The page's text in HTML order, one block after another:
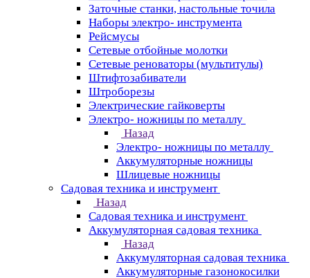
Заточные станки, настольные точила
Наборы электро- инструмента
Рейсмусы
Сетевые отбойные молотки
Сетевые реноваторы (мультитулы)
Штифтозабиватели
Штроборезы
Электрические гайковерты
Электро- ножницы по металлу
Назад
Электро- ножницы по металлу
Аккумуляторные ножницы
Шлицевые ножницы
Cадовая техника и инструмент
Назад
Cадовая техника и инструмент
Аккумуляторная садовая техника
Назад
Аккумуляторная садовая техника
Аккумуляторные газонокосилки